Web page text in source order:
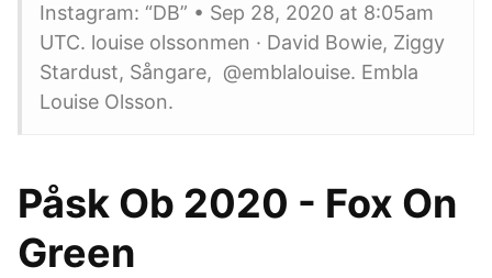
Instagram: “DB” • Sep 28, 2020 at 8:05am
UTC. louise olssonmen · David Bowie, Ziggy
Stardust, Sångare, @emblalouise. Embla
Louise Olsson.
Påsk Ob 2020 - Fox On
Green